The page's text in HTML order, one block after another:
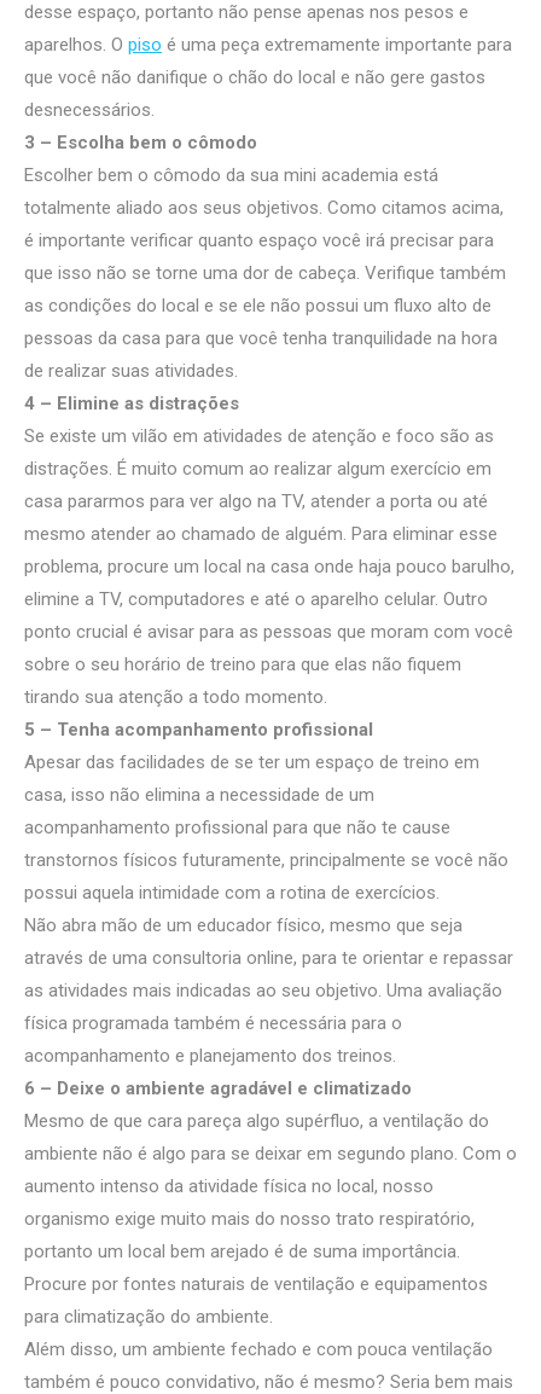
desse espaço, portanto não pense apenas nos pesos e
aparelhos. O piso é uma peça extremamente importante para
que você não danifique o chão do local e não gere gastos
desnecessários.
3 – Escolha bem o cômodo
Escolher bem o cômodo da sua mini academia está
totalmente aliado aos seus objetivos. Como citamos acima,
é importante verificar quanto espaço você irá precisar para
que isso não se torne uma dor de cabeça. Verifique também
as condições do local e se ele não possui um fluxo alto de
pessoas da casa para que você tenha tranquilidade na hora
de realizar suas atividades.
4 – Elimine as distrações
Se existe um vilão em atividades de atenção e foco são as
distrações. É muito comum ao realizar algum exercício em
casa pararmos para ver algo na TV, atender a porta ou até
mesmo atender ao chamado de alguém. Para eliminar esse
problema, procure um local na casa onde haja pouco barulho,
elimine a TV, computadores e até o aparelho celular. Outro
ponto crucial é avisar para as pessoas que moram com você
sobre o seu horário de treino para que elas não fiquem
tirando sua atenção a todo momento.
5 – Tenha acompanhamento profissional
Apesar das facilidades de se ter um espaço de treino em
casa, isso não elimina a necessidade de um
acompanhamento profissional para que não te cause
transtornos físicos futuramente, principalmente se você não
possui aquela intimidade com a rotina de exercícios.
Não abra mão de um educador físico, mesmo que seja
através de uma consultoria online, para te orientar e repassar
as atividades mais indicadas ao seu objetivo. Uma avaliação
física programada também é necessária para o
acompanhamento e planejamento dos treinos.
6 – Deixe o ambiente agradável e climatizado
Mesmo de que cara pareça algo supérfluo, a ventilação do
ambiente não é algo para se deixar em segundo plano. Com o
aumento intenso da atividade física no local, nosso
organismo exige muito mais do nosso trato respiratório,
portanto um local bem arejado é de suma importância.
Procure por fontes naturais de ventilação e equipamentos
para climatização do ambiente.
Além disso, um ambiente fechado e com pouca ventilação
também é pouco convidativo, não é mesmo? Seria bem mais